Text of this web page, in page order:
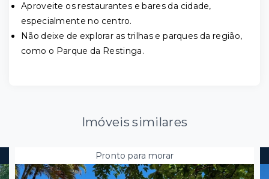
Aproveite os restaurantes e bares da cidade,
especialmente no centro.
Não deixe de explorar as trilhas e parques da região,
como o Parque da Restinga.
Imóveis similares
Pronto para morar